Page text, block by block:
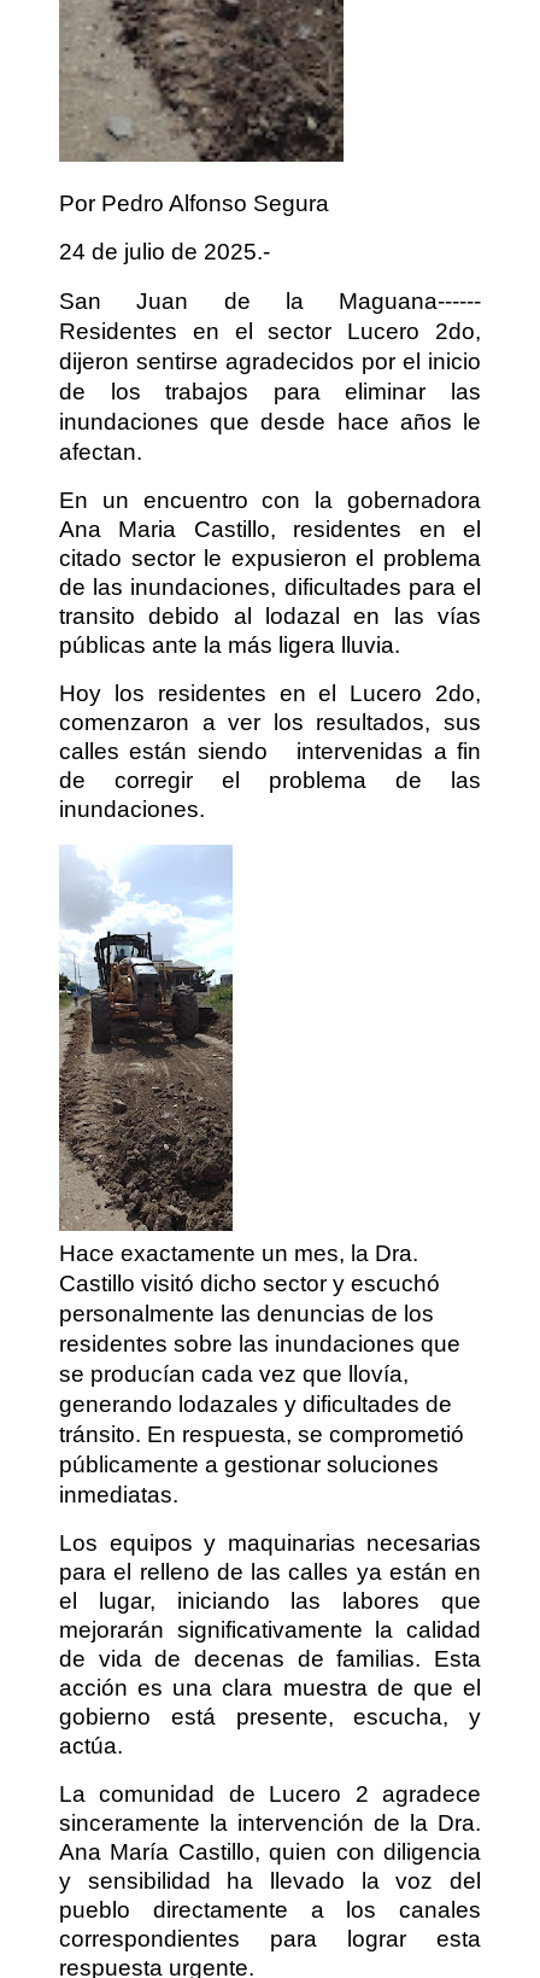
Por Pedro Alfonso Segura
24 de julio de 2025.-
San Juan de la Maguana------
Residentes en el sector Lucero 2do,
dijeron sentirse agradecidos por el inicio
de los trabajos para eliminar las
inundaciones que desde hace años le
afectan.
En un encuentro con la gobernadora
Ana Maria Castillo, residentes en el
citado sector le expusieron el problema
de las inundaciones, dificultades para el
transito debido al lodazal en las vías
públicas ante la más ligera lluvia.
Hoy los residentes en el Lucero 2do,
comenzaron a ver los resultados, sus
calles están siendo
intervenidas a fin
de corregir el problema de las
inundaciones.
Hace exactamente un mes, la Dra.
Castillo visitó dicho sector y escuchó
personalmente las denuncias de los
residentes sobre las inundaciones que
se producían cada vez que llovía,
generando lodazales y dificultades de
tránsito. En respuesta, se comprometió
públicamente a gestionar soluciones
inmediatas.
Los equipos y maquinarias necesarias
para el relleno de las calles ya están en
el lugar, iniciando las labores que
mejorarán significativamente la calidad
de vida de decenas de familias. Esta
acción es una clara muestra de que el
gobierno está presente, escucha, y
actúa.
La comunidad de Lucero 2 agradece
sinceramente la intervención de la Dra.
Ana María Castillo, quien con diligencia
y sensibilidad ha llevado la voz del
pueblo directamente a los canales
correspondientes para lograr esta
respuesta urgente.